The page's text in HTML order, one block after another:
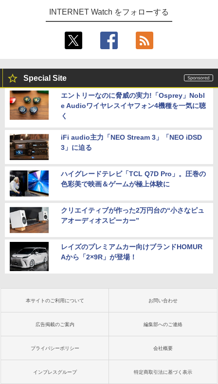
INTERNET Watch をフォローする
Special Site
エントリーなのに脅威の実力!「Osprey」Nobl
e Audioワイヤレスイヤフォン4機種を一気に聴
く
iFi audio主力「NEO Stream 3」「NEO iDSD
3」に迫る
ハイグレードテレビ「TCL Q7D Pro」。圧巻の
色彩美で映画＆ゲームが極上体験に
クリエイティブが作った2万円台の“小さなピュ
アオーディオスピーカー”
レイズのプレミアムカー向けブランドHOMUR
Aから「2×9R」が登場！
本サイトのご利用について お問い合わせ
広告掲載のご案内 編集部へのご連絡
プライバシーポリシー 会社概要
インプレスグループ 特定商取引法に基づく表示